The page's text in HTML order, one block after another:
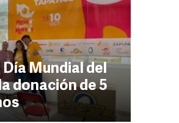
Mundial del
donación de 5